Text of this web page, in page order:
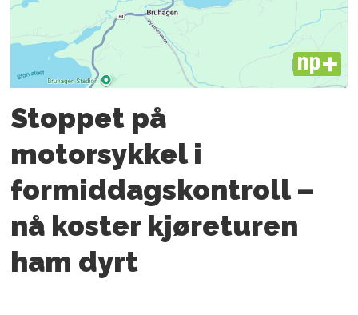
PLUS
Stoppet på
motorsykkel i
formiddagskontroll –
nå koster kjøreturen
ham dyrt